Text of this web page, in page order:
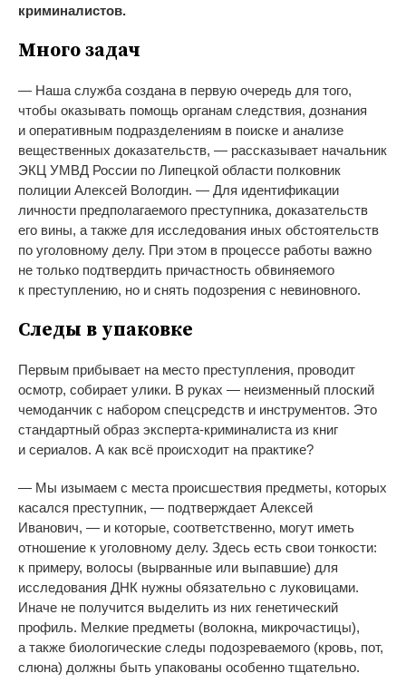
криминалистов.
Много задач
— Наша служба создана в первую очередь для того,
чтобы оказывать помощь органам следствия, дознания
и оперативным подразделениям в поиске и анализе
вещественных доказательств, —рассказывает начальник
ЭКЦ УМВД России по Липецкой области полковник
полиции Алексей Вологдин. — Для идентификации
личности предполагаемого преступника, доказательств
его вины, а также для исследования иных обстоятельств
по уголовному делу. При этом в процессе работы важно
не только подтвердить причастность обвиняемого
к преступлению, но и снять подозрения с невиновного.
Следы в упаковке
Первым прибывает на место преступления, проводит
осмотр, собирает улики. В руках —неизменный плоский
чемоданчик с набором спецсредств и инструментов. Это
стандартный образ эксперта-криминалистаиз книг
и сериалов. А как всё происходит на практике?
— Мы изымаем с места происшествия предметы, которых
касался преступник, —подтверждает Алексей
Иванович, —и которые, соответственно, могут иметь
отношение к уголовному делу. Здесь есть свои тонкости:
к примеру, волосы (вырванные или выпавшие) для
исследования ДНК нужны обязательно с луковицами.
Иначе не получится выделить из них генетический
профиль. Мелкие предметы (волокна, микрочастицы),
а также биологические следы подозреваемого (кровь, пот,
слюна) должны быть упакованы особенно тщательно.